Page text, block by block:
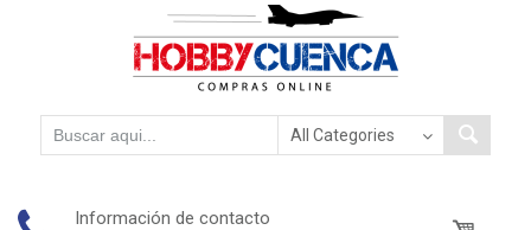
Información de contacto